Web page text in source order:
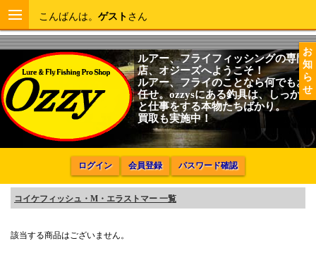
お
知
ら
せ
こんばんは。 ゲスト さん
ルアー、フライフィッシングの専門
店、オジーズへようこそ！
ルアー、フライのことなら何でもお
任せ。ozzysにある釣具は、しっかり
と仕事をする本物たちばかり。
買取も実施中！
ログイン 会員登録 パスワード確認
コイケフィッシュ・M・エラストマー 一覧
該当する商品はございません。